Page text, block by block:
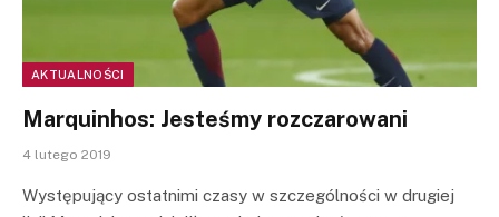
AKTUALNOŚCI
Marquinhos: Jesteśmy rozczarowani
4 lutego 2019
Występujący ostatnimi czasy w szczególności w drugiej